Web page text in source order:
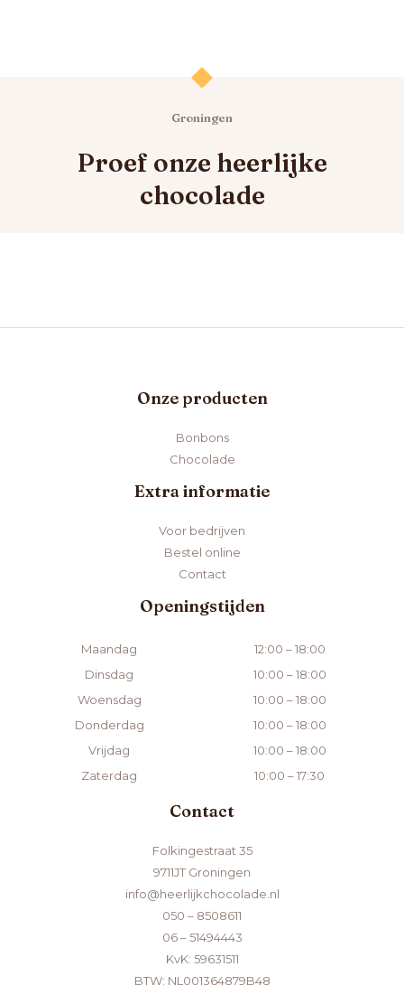
Groningen
Proef onze heerlijke
chocolade
Onze producten
Bonbons
Chocolade
Extra informatie
Voor bedrijven
Bestel online
Contact
Openingstijden
Maandag
12:00 – 18:00
Dinsdag
10:00 – 18:00
Woensdag
10:00 – 18:00
Donderdag
10:00 – 18:00
Vrijdag
10:00 – 18:00
Zaterdag
10:00 – 17:30
Contact
Folkingestraat 35
9711JT Groningen
info@heerlijkchocolade.nl
050 – 8508611
06 – 51494443
KvK: 59631511
BTW: NL001364879B48